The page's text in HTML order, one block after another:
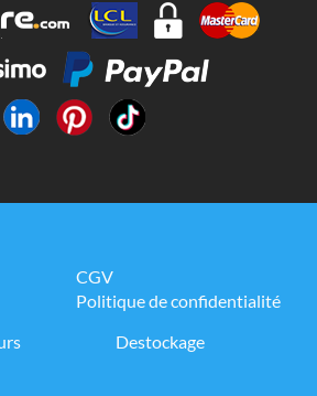
CGV
Politique de confidentialité
Destockage